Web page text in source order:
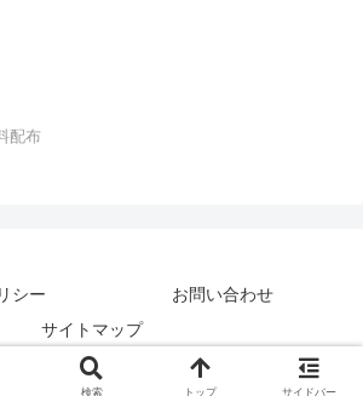
配布
シー
お問い合わせ
サイトマップ
ジュウシマツの鳥小屋.
検索 トップ サイドバー